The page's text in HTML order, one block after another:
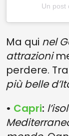
Un post
Ma qui nel
attrazioni
perdere.
più belle
• Capri: